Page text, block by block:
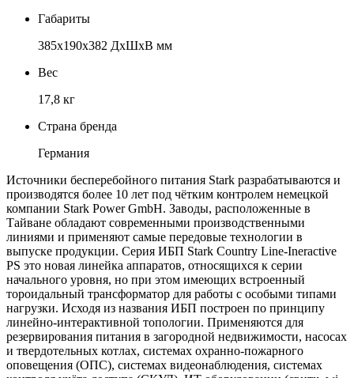
Габариты
385х190х382 ДхШхВ мм
Вес
17,8 кг
Страна бренда
Германия
Источники бесперебойного питания Stark разрабатываются и
производятся более 10 лет под чётким контролем немецкой
компании Stark Power GmbH. Заводы, расположенные в
Тайване обладают современными производственными
линиями и применяют самые передовые технологии в
выпуске продукции. Серия ИБП Stark Country Line-Ineractive
PS это новая линейка аппаратов, относящихся к серии
начального уровня, но при этом имеющих встроенный
тороидальный трансформатор для работы с особыми типами
нагрузки. Исходя из названия ИБП построен по принципу
линейно-интерактивной топологии. Применяются для
резервирования питания в загородной недвижимости, насосах
и твердотельных котлах, системах охранно-пожарного
оповещения (ОПС), системах видеонаблюдения, системах